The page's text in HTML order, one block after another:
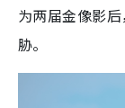
为两届金像影
胁。